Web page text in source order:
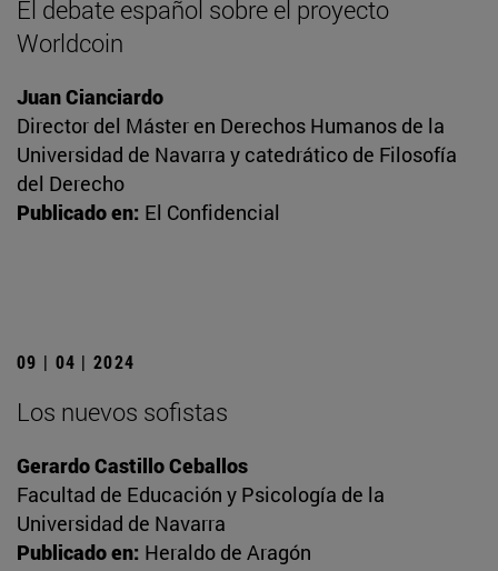
El debate español sobre el proyecto
Worldcoin
Juan Cianciardo
Director del Máster en Derechos Humanos de la
Universidad de Navarra y catedrático de Filosofía
del Derecho
Publicado en: El Confidencial
09 | 04 | 2024
Los nuevos sofistas
Gerardo Castillo Ceballos
Facultad de Educación y Psicología de la
Universidad de Navarra
Publicado en: Heraldo de Aragón